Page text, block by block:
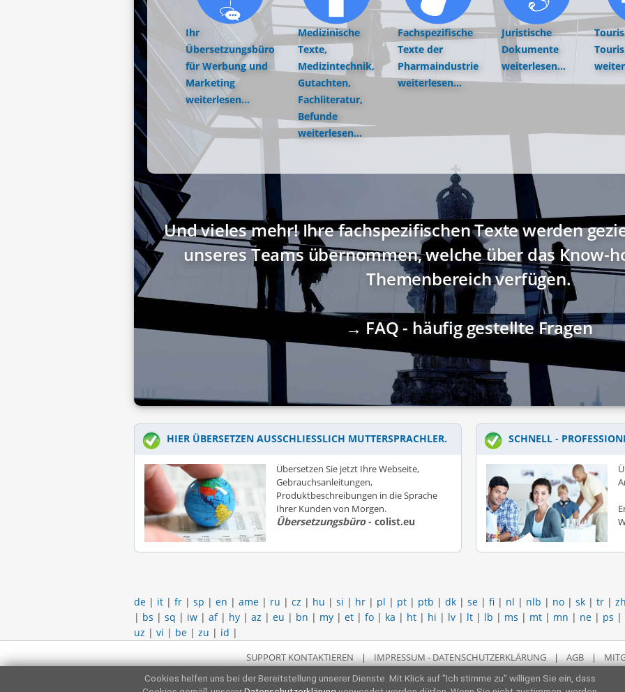
Ihr
Übersetzungsbüro
für Werbung und
Marketing
weiterlesen...
Medizinische
Texte,
Medizintechnik,
Gutachten,
Fachliteratur,
Befunde
weiterlesen...
Fachspezifische
Texte der
Pharmaindustrie
weiterlesen...
Juristische
Dokumente
weiterlesen...
Und vieles mehr! Ihre fachspezifischen Texte werden
unseres Teams übernommen, welche über das Know-
Themenbereich verfügen.
→ FAQ - häufig gestellte Fragen
HIER ÜBERSETZEN AUSSCHLIESSLICH MUTTERSPRACHLER.
Übersetzen Sie jetzt Ihre Webseite,
Gebrauchsanleitungen,
Produktbeschreibungen in die Sprache
Ihrer Kunden von Morgen.
Übersetzungsbüro- colist.eu
SCHNELL -
de | it | fr | sp | en | ame | ru | cz | hu | si | hr | pl | pt | ptb | dk | se | fi | nl | nlb | no | sk | tr |
| bs | sq | iw | af| hy | az | eu | bn | my | et | fo | ka | ht | hi | lv | lt | lb | ms | mt | mn | ne | ps |
uz | vi | be | zu | id |
SUPPORT KONTAKTIEREN | IMPRESSUM - DATENSCHUTZERKLÄRUNG | AGB |
Cookies helfen uns bei der Bereitstellung unserer Dienste. Mit Klick auf "Ich stimme zu" willigen Sie ein, dass